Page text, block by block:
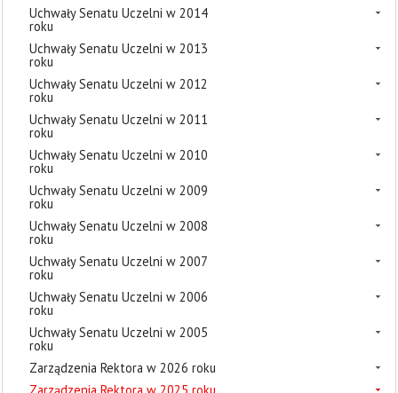
Uchwały Senatu Uczelni w 2014
roku
Uchwały Senatu Uczelni w 2013
roku
Uchwały Senatu Uczelni w 2012
roku
Uchwały Senatu Uczelni w 2011
roku
Uchwały Senatu Uczelni w 2010
roku
Uchwały Senatu Uczelni w 2009
roku
Uchwały Senatu Uczelni w 2008
roku
Uchwały Senatu Uczelni w 2007
roku
Uchwały Senatu Uczelni w 2006
roku
Uchwały Senatu Uczelni w 2005
roku
Zarządzenia Rektora w 2026 roku